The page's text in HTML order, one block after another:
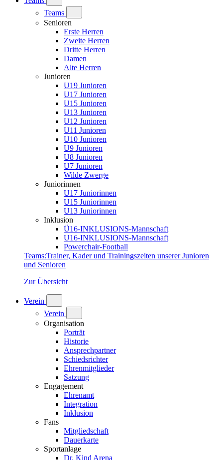
Teams
Senioren
Erste Herren
Zweite Herren
Dritte Herren
Damen
Alte Herren
Junioren
U19 Junioren
U17 Junioren
U15 Junioren
U13 Junioren
U12 Junioren
U11 Junioren
U10 Junioren
U9 Junioren
U8 Junioren
U7 Junioren
Wilde Zwerge
Juniorinnen
U17 Juniorinnen
U15 Juniorinnen
U13 Juniorinnen
Inklusion
Ü16-INKLUSIONS-Mannschaft
U16-INKLUSIONS-Mannschaft
Powerchair-Football
Teams:Trainer, Kader und Trainingszeiten unserer Junioren
und Senioren
Zur Übersicht
Verein
Verein
Organisation
Porträt
Historie
Ansprechpartner
Schiedsrichter
Ehrenmitglieder
Satzung
Engagement
Ehrenamt
Integration
Inklusion
Fans
Mitgliedschaft
Dauerkarte
Sportanlage
Dr. Kind Arena